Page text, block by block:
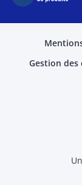
Gestion des